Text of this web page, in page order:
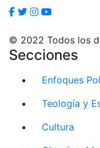
© 2022 Todos los
Secciones
Enfoques
Teología y
Cultura